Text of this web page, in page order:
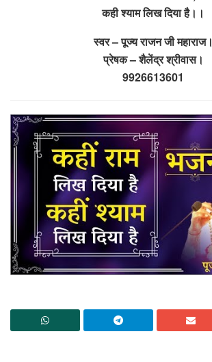
कही श्याम लिख दिया है।।
स्वर – पूज्य राजन जी महाराज।
प्रेषक – शैलेंद्र श्रीवास।
9926613601